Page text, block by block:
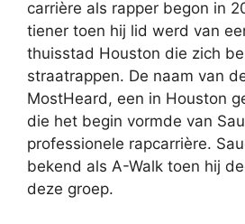
carrière als rapper begon in
tiener toen hij lid werd van
thuisstad Houston die zich
straatrappen. De naam van
MostHeard, een in Houston
die het begin vormde van
professionele rapcarrière.
bekend als A-Walk toen hij
deze groep.